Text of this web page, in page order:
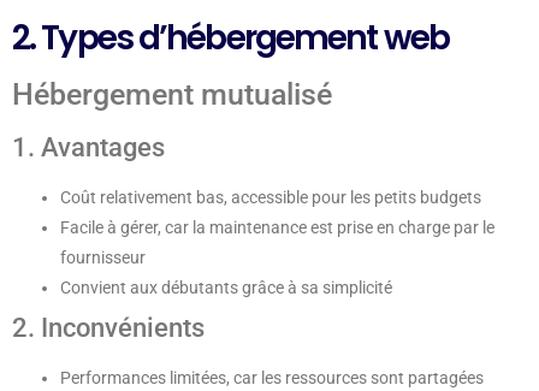
2. Types d’hébergement web
Hébergement mutualisé
1. Avantages
Coût relativement bas, accessible pour les petits budgets
Facile à gérer, car la maintenance est prise en charge par le
fournisseur
Convient aux débutants grâce à sa simplicité
2. Inconvénients
Performances limitées, car les ressources sont partagées